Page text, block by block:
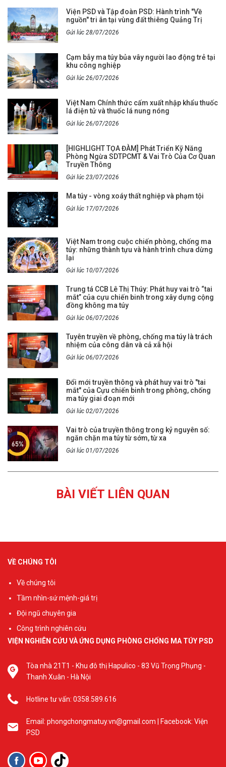
Viện PSD và Tập đoàn PSD: Hành trình "Về
nguồn" tri ân tại vùng đất thiêng Quảng Trị
Gửi lúc 28/07/2026
Cạm bẫy ma túy bủa vây người lao động trẻ tại
khu công nghiệp
Gửi lúc 26/07/2026
Việt Nam Chính thức cấm xuất nhập khẩu thuốc
lá điện tử và thuốc lá nung nóng
Gửi lúc 26/07/2026
[HIGHLIGHT TỌA ĐÀM] Phát Triển Kỹ Năng
Phòng Ngừa SDTPCMT & Vai Trò Của Cơ Quan
Truyền Thông
Gửi lúc 23/07/2026
Ma túy - vòng xoáy thất nghiệp và phạm tội
Gửi lúc 17/07/2026
Việt Nam trong cuộc chiến phòng, chống ma
túy: những thành tựu và hành trình chưa dừng
lại
Gửi lúc 10/07/2026
Trung tá CCB Lê Thị Thúy: Phát huy vai trò “tai
mắt” của cựu chiến binh trong xây dựng cộng
đồng không ma túy
Gửi lúc 06/07/2026
Tuyên truyền về phòng, chống ma túy là trách
nhiệm của công dân và cả xã hội
Gửi lúc 06/07/2026
Đổi mới truyền thông và phát huy vai trò "tai
mắt" của Cựu chiến binh trong phòng, chống
ma túy giai đoạn mới
Gửi lúc 02/07/2026
Vai trò của truyền thông trong kỷ nguyên số:
ngăn chặn ma túy từ sớm, từ xa
Gửi lúc 01/07/2026
BÀI VIẾT LIÊN QUAN
VỀ CHÚNG TÔI
Về chúng tôi
Tầm nhìn-sứ mệnh-giá trị
Đội ngũ chuyên gia
Công trình nghiên cứu
VIỆN NGHIÊN CỨU VÀ ỨNG DỤNG PHÒNG CHỐNG MA TÚY PSD
Tòa nhà 21T1 - Khu đô thị Hapulico - 83 Vũ Trọng Phụng -
Thanh Xuân - Hà Nội
Hotline tư vấn: 0358.589.616
Email: phongchongmatuy.vn@gmail.com | Facebook: Viện
PSD